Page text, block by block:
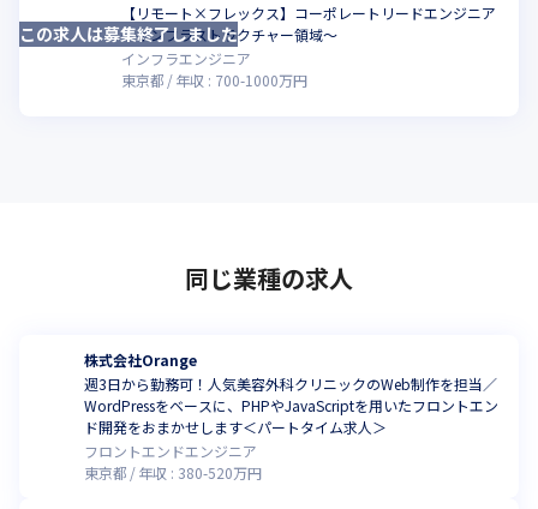
【リモート×フレックス】コーポレートリードエンジニア
～インフラストラクチャー領域～
インフラエンジニア
東京都
年収 : 700-1000万円
この求人は募集終了しました
同じ業種の求人
株式会社Orange
週3日から勤務可！人気美容外科クリニックのWeb制作を担当／
WordPressをベースに、PHPやJavaScriptを用いたフロントエン
ド開発をおまかせします＜パートタイム求人＞
フロントエンドエンジニア
東京都
年収 : 380-520万円